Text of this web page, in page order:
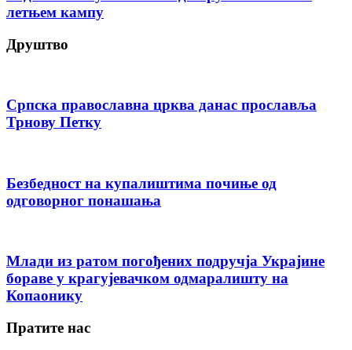
летњем кампу
Друштво
Српска православна црква данас прославља
Трнову Петку
Безбедност на купалиштима почиње од
одговорног понашања
Млади из ратом погођених подручја Украјине
бораве у крагујевачком одмаралишту на
Копаонику
Пратите нас